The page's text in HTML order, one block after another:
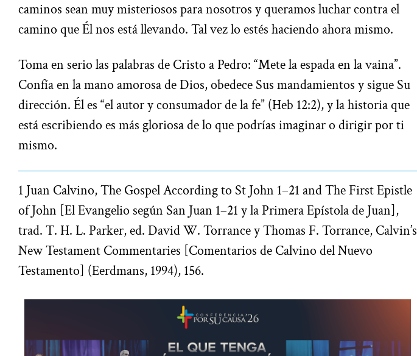
caminos sean muy misteriosos para nosotros y queramos luchar contra el
camino que Él nos está llevando. Tal vez lo estés haciendo ahora mismo.
Toma en serio las palabras de Cristo a Pedro: “Mete la espada en la vaina”.
Confía en la mano amorosa de Dios, obedece Sus mandamientos y sigue Su
dirección. Él es “el autor y consumador de la fe” (Heb 12:2), y la historia que
está escribiendo es más gloriosa de lo que podrías imaginar o dirigir por ti
mismo.
1 Juan Calvino, The Gospel According to St John 1–21 and The First Epistle
of John [El Evangelio según San Juan 1–21 y la Primera Epístola de Juan],
trad. T. H. L. Parker, ed. David W. Torrance y Thomas F. Torrance, Calvin’s
New Testament Commentaries [Comentarios de Calvino del Nuevo
Testamento] (Eerdmans, 1994), 156.